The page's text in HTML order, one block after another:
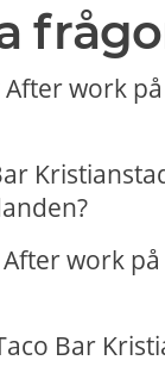
work
work på
Bar